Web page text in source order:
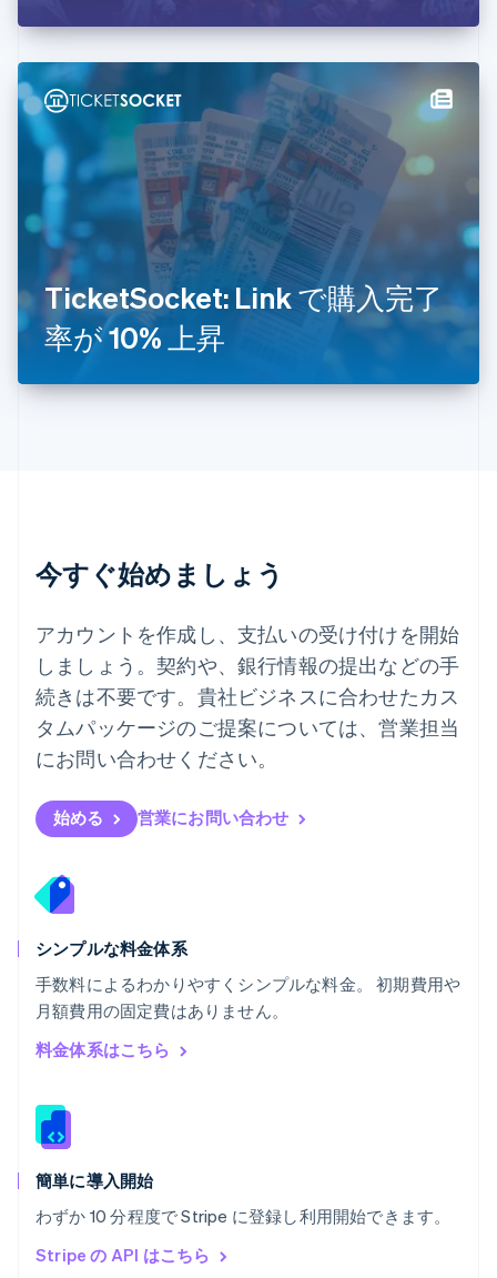
TicketSocket: Link で購入完了
率が 10% 上昇
今すぐ始めましょう
アカウントを作成し、支払いの受け付けを開始
しましょう。契約や、銀行情報の提出などの手
続きは不要です。貴社ビジネスに合わせたカス
タムパッケージのご提案については、営業担当
にお問い合わせください。
始める 営業にお問い合わせ
シンプルな料金体系
手数料によるわかりやすくシンプルな料金。 初期費用や
月額費用の固定費はありません。
料金体系はこちら
簡単に導入開始
わずか 10 分程度で Stripe に登録し利用開始できます。
Stripe の API はこちら
ジブラルタル
シンガポール
English简体中文
DeutschFrançais ItalianoEnglish
スウェーデン
SvenskaEnglish
Español English
スロバキア
スロベニア
EnglishItaliano
タイ
ไทย
チェコ共和国
ノルウェー
English
English
フィンランド
English Svenska
ブラジル
PortuguêsEnglish
フランス
Français English
English
ベルギー
ポーランド
English
PortuguêsEnglish
English
マレーシア
English简体中文
メキシコ
ラトビア
リトアニア
English
DeutschEnglish
English